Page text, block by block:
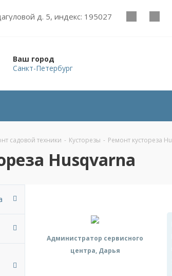
д. 5, индекс: 195027
Ваш город
Санкт-Петербург
садовой техники - Кусторезы - Ремонт кустореза
Husqvarna
Администратор сервисного
центра, Дарья